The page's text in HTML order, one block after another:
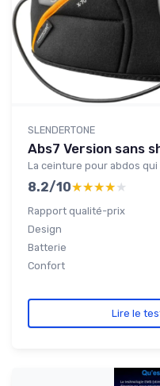
SLENDERTONE
Abs7 Version sans
La ceinture pour abdos
8.2/10★★★★★
★★★★★
Rapport qualité-prix
Design
Batterie
Confort
Lire le